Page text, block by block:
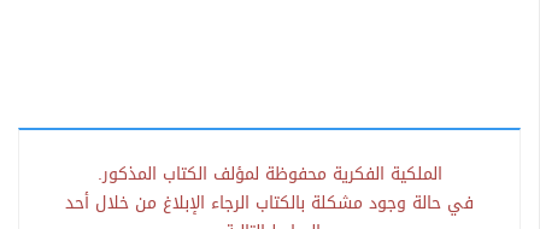
الملكية الفكرية محفوظة لمؤلف الكتاب المذكور.
في حالة وجود مشكلة بالكتاب الرجاء الإبلاغ من خلال أحد